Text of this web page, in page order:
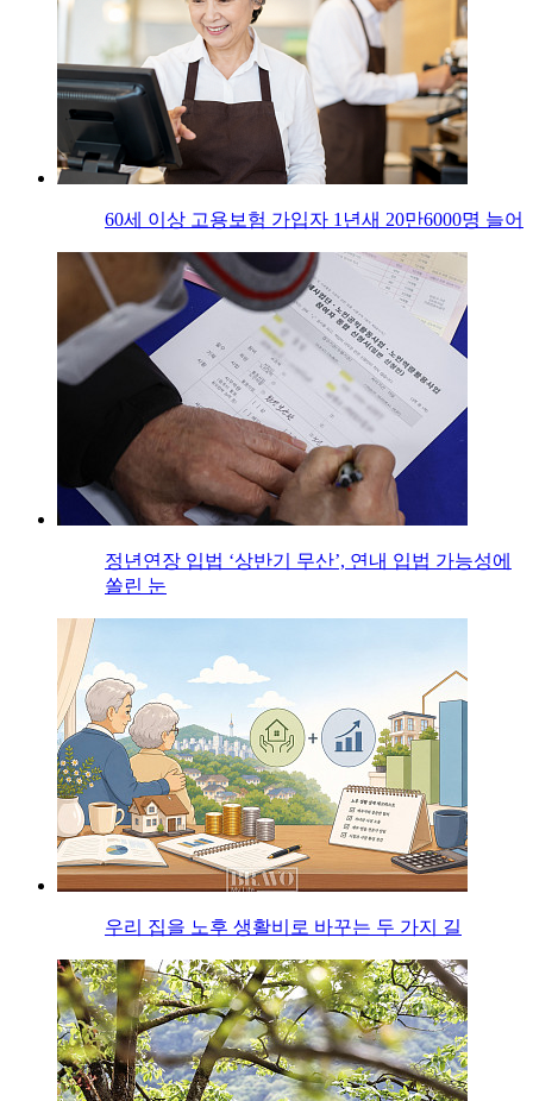
60세 이상 고용보험 가입자 1년새 20만6000명 늘어
정년연장 입법 ‘상반기 무산’, 연내 입법 가능성에
쏠린 눈
우리 집을 노후 생활비로 바꾸는 두 가지 길